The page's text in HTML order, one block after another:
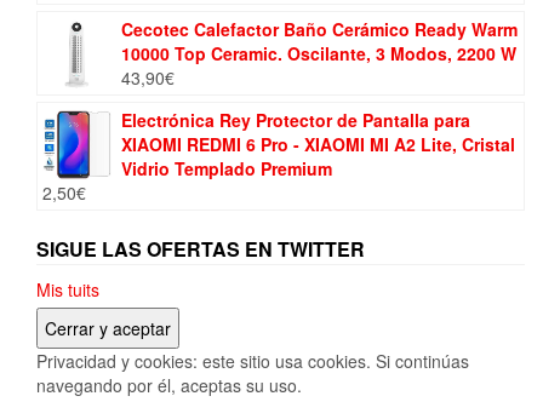
Cecotec Calefactor Baño Cerámico Ready Warm
10000 Top Ceramic. Oscilante, 3 Modos, 2200 W
43,90€
Electrónica Rey Protector de Pantalla para
XIAOMI REDMI 6 Pro - XIAOMI MI A2 Lite, Cristal
Vidrio Templado Premium
2,50€
SIGUE LAS OFERTAS EN TWITTER
Mis tuits
Privacidad y cookies: este sitio usa cookies. Si continúas
navegando por él, aceptas su uso.